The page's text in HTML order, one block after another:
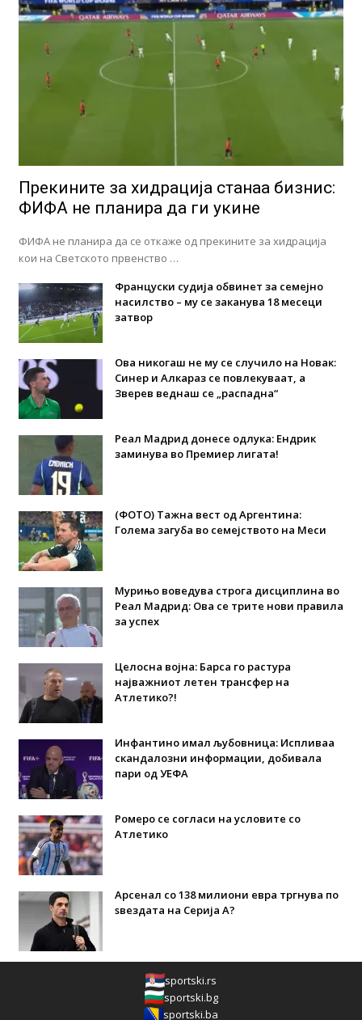
Прекините за хидрација станаа бизнис:
ФИФА не планира да ги укине
ФИФА не планира да се откаже од прекините за хидрација
кои на Светското првенство …
Француски судија обвинет за семејно
насилство – му се заканува 18 месеци
затвор
Ова никогаш не му се случило на Новак:
Синер и Алкараз се повлекуваат, а
Зверев веднаш се „распадна“
Реал Мадрид донесе одлука: Eндрик
заминува во Премиер лигата!
(ФОТО) Тажна вест од Аргентина:
Голема загуба во семејството на Меси
Мурињо воведува строга дисциплина во
Реал Мадрид: Ова се трите нови правила
за успех
Целосна војна: Барса го растура
најважниот летен трансфер на
Атлетико?!
Инфантино имал љубовница: Испливаа
скандалозни информации, добивала
пари од УЕФА
Ромеро се согласи на условите со
Атлетико
Арсенал со 138 милиони евра тргнува по
ѕвездата на Серија А?
sportski.rs
sportski.bg
sportski.ba